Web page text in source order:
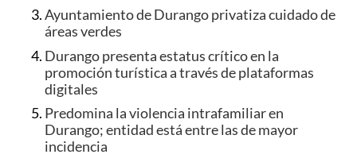
Ayuntamiento de Durango privatiza cuidado de
áreas verdes
Durango presenta estatus crítico en la
promoción turística a través de plataformas
digitales
Predomina la violencia intrafamiliar en
Durango; entidad está entre las de mayor
incidencia